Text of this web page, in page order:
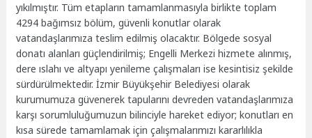
yıkılmıştır. Tüm etapların tamamlanmasıyla birlikte toplam
4294 bağımsız bölüm, güvenli konutlar olarak
vatandaşlarımıza teslim edilmiş olacaktır. Bölgede sosyal
donatı alanları güçlendirilmiş; Engelli Merkezi hizmete alınmış,
dere ıslahı ve altyapı yenileme çalışmaları ise kesintisiz şekilde
sürdürülmektedir. İzmir Büyükşehir Belediyesi olarak
kurumumuza güvenerek tapularını devreden vatandaşlarımıza
karşı sorumluluğumuzun bilinciyle hareket ediyor; konutları en
kısa sürede tamamlamak için çalışmalarımızı kararlılıkla